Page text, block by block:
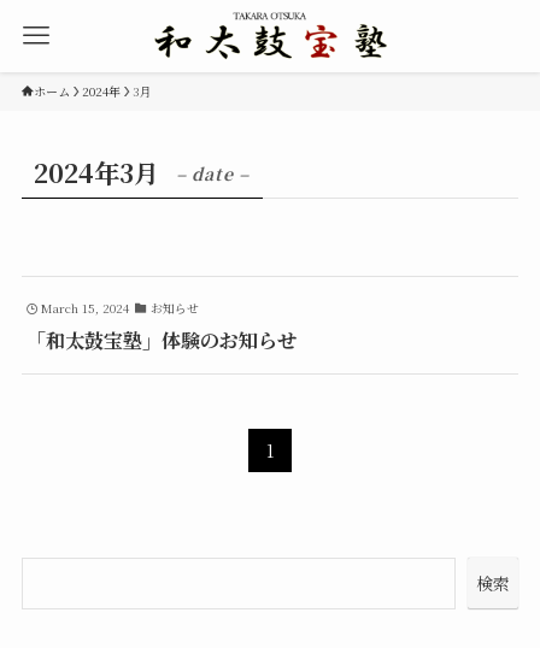
ホーム 2024年 3月
2024年3月 – date –
March 15, 2024 お知らせ
「和太鼓宝塾」体験のお知らせ
1
検索